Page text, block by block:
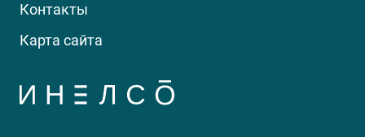
Контакты
Карта сайта